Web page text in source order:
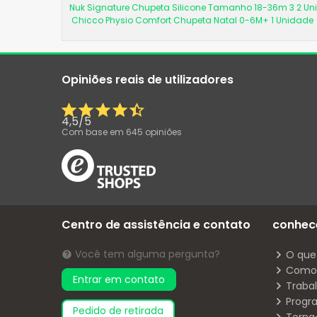
Nuk Signature Chupeta Silicone Tamanho 18-36m 3 2
Chicco Physio Comfort Chupeta Natal 0-6M+ 1 Unidade
Opiniões reais de utilizadores
4,5/5
Com base em 645 opiniões
Centro de assistência e contato
Você tem alguma pergunta?
Entrar em contato
pedido de retirada
O